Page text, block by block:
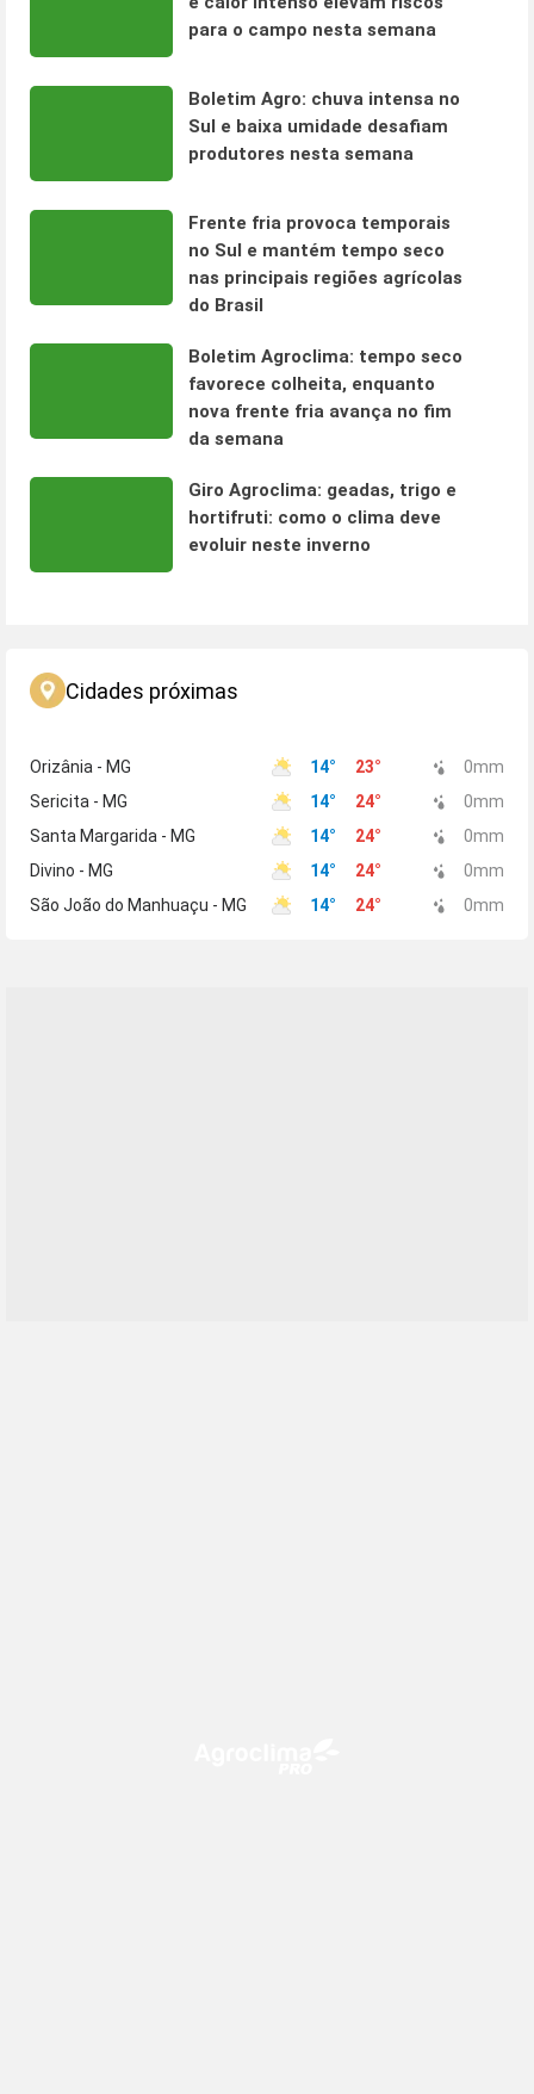
para o campo nesta semana
Boletim Agro: chuva intensa no
Sul e baixa umidade desafiam
produtores nesta semana
Frente fria provoca temporais
no Sul e mantém tempo seco
nas principais regiões agrícolas
do Brasil
Boletim Agroclima: tempo seco
favorece colheita, enquanto
nova frente fria avança no fim
da semana
Giro Agroclima: geadas, trigo e
hortifruti: como o clima deve
evoluir neste inverno
Cidades próximas
Orizânia - MG 14° 23° 0mm
Sericita - MG
14° 24° 0mm
Santa Margarida - MG
14° 24° 0mm
Divino - MG
14° 24° 0mm
São João do Manhuaçu - MG
14° 24° 0mm